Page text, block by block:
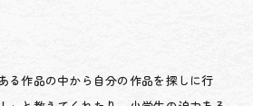
る作品の中から自分の作品を探しに行